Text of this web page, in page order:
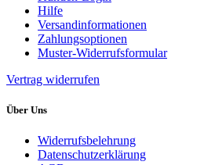
Hilfe
Versandinformationen
Zahlungsoptionen
Muster-Widerrufsformular
Vertrag widerrufen
Über Uns
Widerrufsbelehrung
Datenschutzerklärung